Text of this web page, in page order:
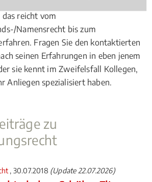
reicht vom
Namensrecht bis zum
Fragen Sie den kontaktierten
seinen Erfahrungen in eben jenem
sie kennt im Zweifelsfall Kollegen,
Anliegen spezialisiert haben.
zu
, 30.07.2018 (Update 22.07.2026)